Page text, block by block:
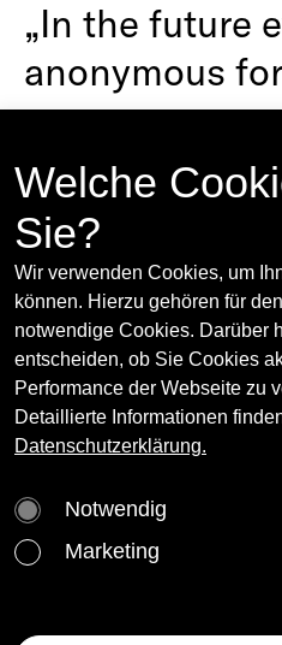
Welche
Sie?
Wir verwenden Cookies, um
können. Hierzu gehören für
notwendige Cookies. Darüber
entscheiden, ob Sie Cookies
Performance der Webseite zu
Detaillierte Informationen
Datenschutzerklärung.
Notwendig
Marketing
„In the future
anonymous
2.5. - 18.6.2011
Lombardi—Kargl,
Vienna
BOX, Schleifmühlgasse
PERMANENT,
www.lombardi-
www.georgkargl.com
Ana Janevski
Born in Belgrade in